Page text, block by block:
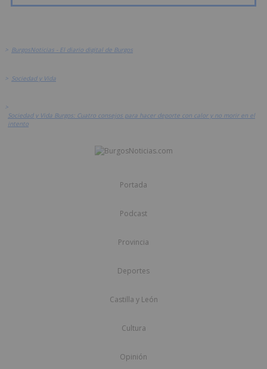
> BurgosNoticias - El diario digital de Burgos
> Sociedad y Vida
>
Sociedad y Vida Burgos: Cuatro consejos para hacer deporte con calor y no morir en el
intento
Portada
Podcast
Provincia
Deportes
Castilla y León
Cultura
Opinión